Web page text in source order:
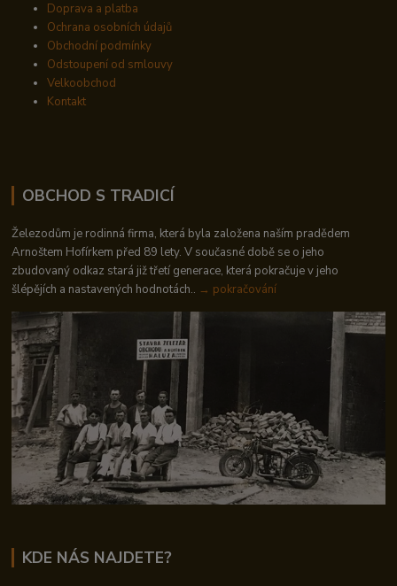
Doprava a platba
Ochrana osobních údajů
Obchodní podmínky
Odstoupení od smlouvy
Velkoobchod
Kontakt
OBCHOD S TRADICÍ
Železodům je rodinná firma, která byla založena naším pradědem
Arnoštem Hofírkem před 89 lety. V současné době se o jeho
zbudovaný odkaz stará již třetí generace, která pokračuje v jeho
šlépějích a nastavených hodnotách.. → pokračování
KDE NÁS NAJDETE?